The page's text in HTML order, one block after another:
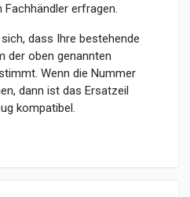
erfragen.
dass Ihre bestehende
der oben genannten
Wenn die Nummer
dann ist das Ersatzeil
kompatibel.